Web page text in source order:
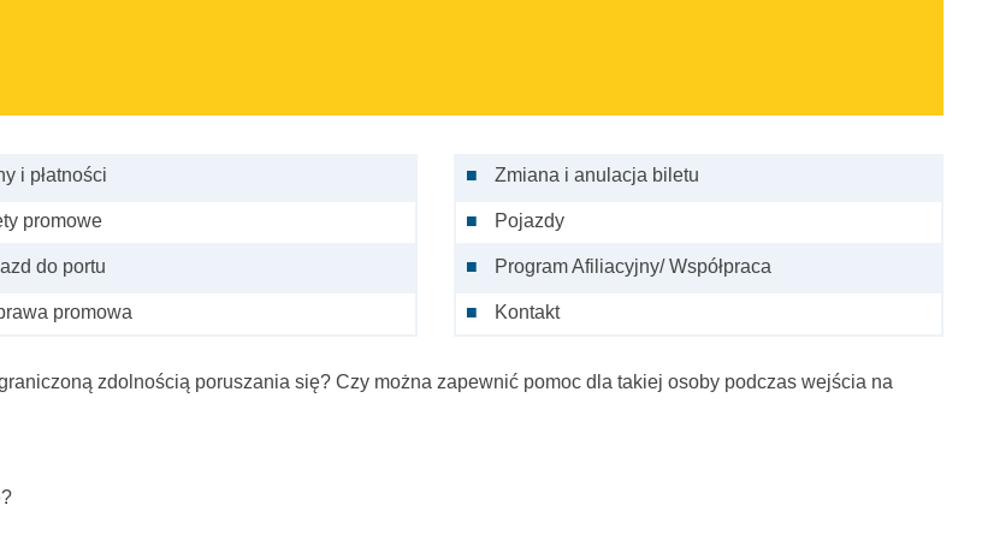
i płatności
promowe
do portu
promowa
Zmiana i anulacja biletu
Pojazdy
Program Afiliacyjny/ Współpraca
Kontakt
zdolnością poruszania się? Czy można zapewnić pomoc dla takiej osoby podczas wejścia na